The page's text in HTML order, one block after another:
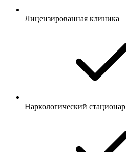
Лицензированная клиника
Наркологический стационар